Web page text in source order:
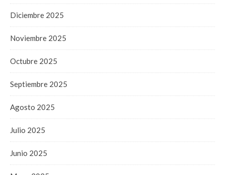
Diciembre 2025
Noviembre 2025
Octubre 2025
Septiembre 2025
Agosto 2025
Julio 2025
Junio 2025